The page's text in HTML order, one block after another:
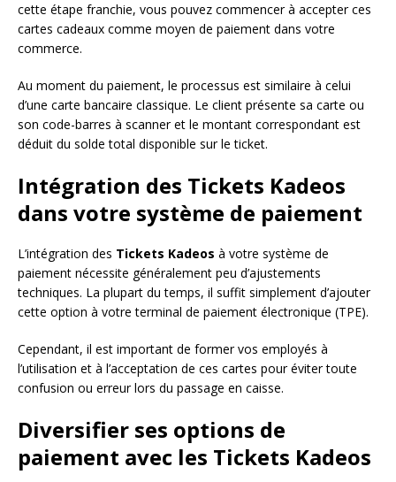
cette étape franchie, vous pouvez commencer à accepter ces
cartes cadeaux comme moyen de paiement dans votre
commerce.
Au moment du paiement, le processus est similaire à celui
d’une carte bancaire classique. Le client présente sa carte ou
son code-barres à scanner et le montant correspondant est
déduit du solde total disponible sur le ticket.
Intégration des Tickets Kadeos
dans votre système de paiement
L’intégration des Tickets Kadeos à votre système de
paiement nécessite généralement peu d’ajustements
techniques. La plupart du temps, il suffit simplement d’ajouter
cette option à votre terminal de paiement électronique (TPE).
Cependant, il est important de former vos employés à
l’utilisation et à l’acceptation de ces cartes pour éviter toute
confusion ou erreur lors du passage en caisse.
Diversifier ses options de
paiement avec les Tickets Kadeos